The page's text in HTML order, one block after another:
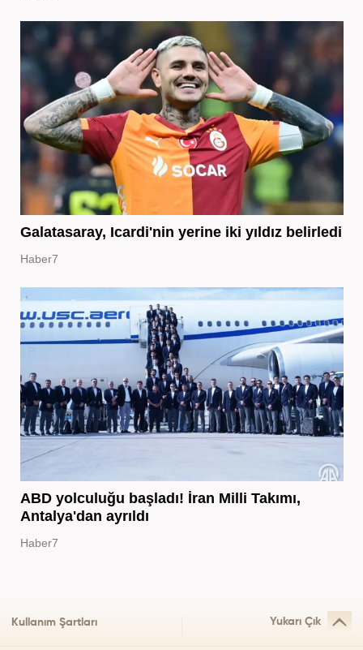
Galatasaray, Icardi'nin yerine iki yıldız belirledi
Haber7
ABD yolculuğu başladı! İran Milli Takımı,
Antalya'dan ayrıldı
Haber7
Kullanım Şartları Yukarı Çık